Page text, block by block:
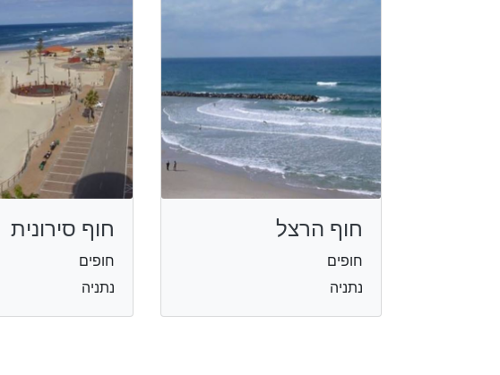
חוף הרצל
חופים
נתניה
חוף סירונית
חופים
נתניה